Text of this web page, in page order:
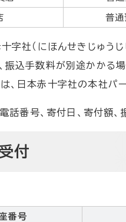
普
字社（にほんせきじゅうじし
込手数料が別途かかる場
、日本赤十字社の本社
電話番号、寄付日、寄付額
付
番号